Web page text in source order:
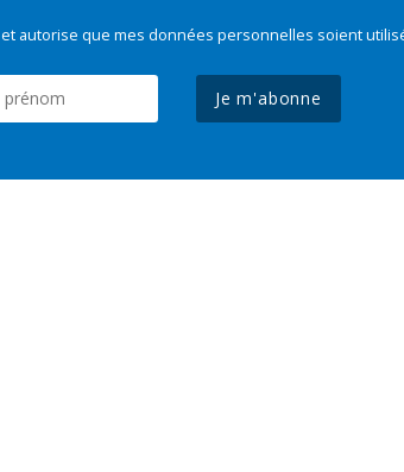
et autorise que mes données personnelles soient
Je m'abonne